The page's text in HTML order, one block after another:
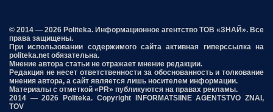
© 2014 — 2026 Politeka. Информационное агентство ТОВ «ЗНАЙ». Все
права защищены.
При использовании содержимого сайта активная гиперссылка на
politeka.net обязательна.
Мнение автора статьи не отражает мнение редакции.
Редакция не несет ответственности за обоснованность и толкование
мнения автора, а сайт является лишь носителем информации.
Материалы с отметкой «PR» публикуются на правах рекламы.
2014 — 2026 Politeka. Copyright INFORMATSIINE AGENTSTVO ZNAI,
TOV